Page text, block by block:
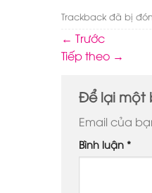
Trackback đã bị
← Trước
Tiếp theo →
Để lại một
Email của
Bình luận *